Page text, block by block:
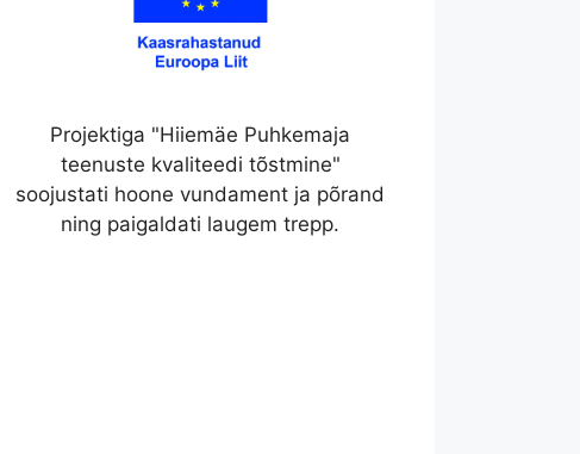
Projektiga "Hiiemäe Puhkemaja
teenuste kvaliteedi tõstmine"
soojustati hoone vundament ja põrand
ning paigaldati laugem trepp.